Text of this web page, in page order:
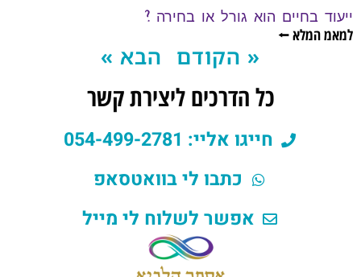
ייעוד בחיים הוא גורל או בחירה ?
למאמ המלא ⭠
« הקודם הבא »
כל הדרכים ליצירת קשר
חייגו אליי: 054-499-2781
כתבו לי בוואטסאפ
אפשר לשלוח לי מייל